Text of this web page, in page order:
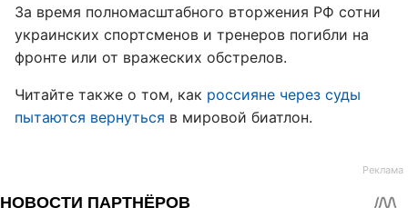
За время полномасштабного вторжения РФ сотни
украинских спортсменов и тренеров погибли на
фронте или от вражеских обстрелов.
Читайте также о том, как россияне через суды
пытаются вернуться в мировой биатлон.